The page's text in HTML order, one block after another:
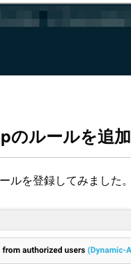
のルールを追加
を登録してみました。